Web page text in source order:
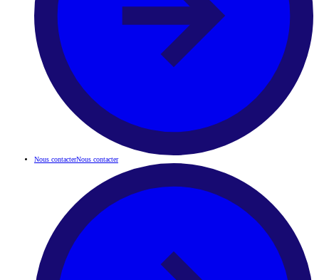
Nous contacterNous contacter